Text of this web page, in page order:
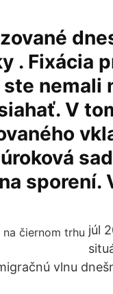
. Fixácia
nemali
V
júl
vlnu